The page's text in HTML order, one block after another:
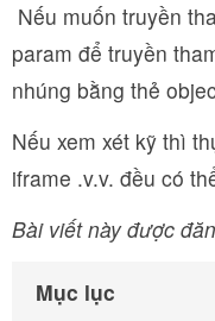
Nếu muốn truyền
param để truyền
nhúng bằng thẻ
Nếu xem xét kỹ thì
iframe .v.v. đều có
Bài viết này được
Mục lục